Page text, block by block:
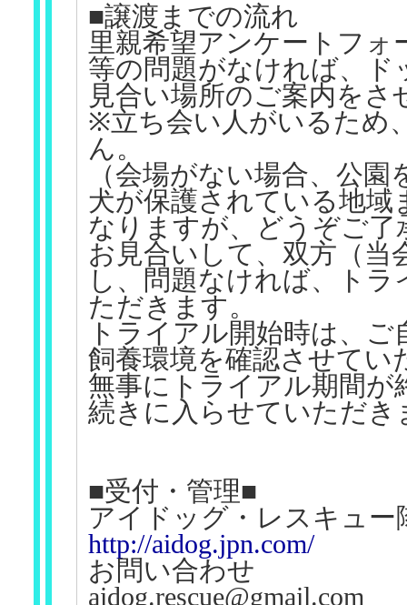
■譲渡までの流れ
里親希望アンケートフ
等の問題がなければ、ド
見合い場所のご案内を
※立ち会い人がいるため
ん。
（会場がない場合、公
犬が保護されている地
なりますが、どうぞご了
お見合いして、双方（当
し、問題なければ、ト
ただきます。
トライアル開始時は、
飼養環境を確認させてい
無事にトライアル期間が
続きに入らせていただき
■受付・管理■
アイドッグ・レスキュー
http://aidog.jpn.com/
お問い合わせ
aidog.rescue@gmail.com